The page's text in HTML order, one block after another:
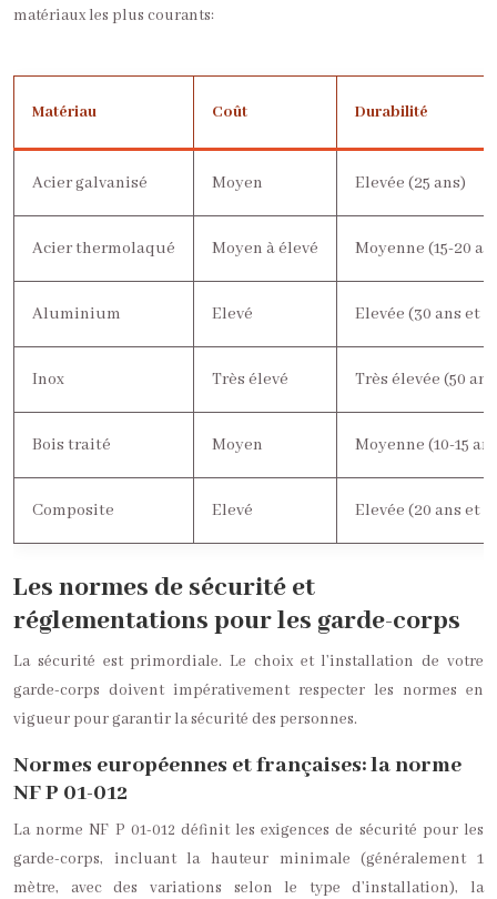
matériaux les plus courants:
Matériau Coût Durabilité
Acier galvanisé Moyen Elevée (25 ans)
Acier thermolaqué Moyen à élevé Moyenne (15-20
Aluminium Elevé Elevée (30 ans et
Inox Très élevé Très élevée (50
Bois traité Moyen Moyenne (10-15
Composite Elevé Elevée (20 ans et
Les normes de sécurité et
réglementations pour les garde-corps
La sécurité est primordiale. Le choix et l’installation de votre
garde-corps doivent impérativement respecter les normes en
vigueur pour garantir la sécurité des personnes.
Normes européennes et françaises: la norme
NF P 01-012
La norme NF P 01-012 définit les exigences de sécurité pour les
garde-corps, incluant la hauteur minimale (généralement 1
mètre, avec des variations selon le type d’installation), la